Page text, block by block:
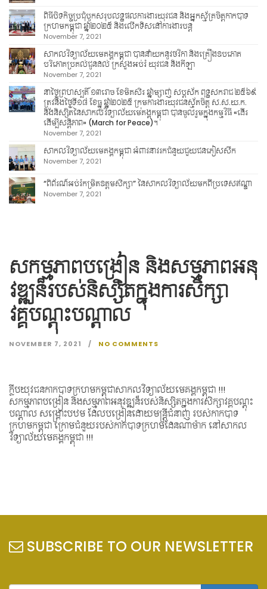
ពិធីបិទកិច្ចប្រជុំបូកសរុបលទ្ធផលការងារយុវជន និងអ្នកស្ម័គ្រចិត្តកាកបាទ
ក្រហមកម្ពុជា ឆ្នាំ២០២៥ និងលើកទិសដៅការងារបន្ត
November 7, 2021
សាកលវិទ្យាល័យមេគង្គកម្ពុជា បាននាំយកនូវថវិកា និងគ្រឿងឧបភោគ
បរិភោគប្រគល់ជូនដល់ ក្រសួងអប់រំ យុវជន និងកីឡា
November 7, 2021
នាថ្ងៃព្រហស្បតិ៍ ១៣រោច ខែមិគសិរ ឆ្នាំម្សាញ់ សប្តស័ក ពុទ្ធសករាជ ២៥៦៩
ត្រូវនឹងថ្ងៃទី១៨ ខែធ្នូ ឆ្នាំ២០២៥ ក្រុមការងារយុវជនស្ម័គចិត្ត ស.ស.យ.ក.
និងនិស្សិតនៃសាកលវិទ្យាល័យមេគង្គកម្ពុជា បានចូលរួមក្នុងកម្មវិធី «ដើរ
ដើម្បីសន្តិភាព» (March for Peace)។
November 7, 2021
សាកលវិទ្យាល័យមេគង្គកម្ពុជា អំពាវនាវរកជំនួយជួយជនភៀសសឹក
November 7, 2021
“ពិព័រណ៍អប់រំកម្រិតឧត្តមសិក្សា” នៃសាកលវិទ្យាល័យមកពីប្រទេសឥណ្ឌា
November 7, 2021
សកម្មភាពបង្រៀន និងសម្មភាពអនុ
វឌ្ឍន៏របស់និស្សិតក្នុងការសិក្សា
វគ្គបណ្តុះបណ្តាល
NOVEMBER 7, 2021 NO COMMENTS
ក្លឹបយុវជនកាកបាទក្រហមកម្ពុជាសាកលវិទ្យាល័យមេគង្គកម្ពុជា !!!
សកម្មភាពបង្រៀន និងសម្មភាពអនុវឌ្ឍន៏របស់និស្សិតក្នុងការសិក្សាវគ្គបណ្តុះ
បណ្តាល សង្រ្គោះបឋម ដែលបង្រៀនដោយមន្ត្រីជំនាញ របស់កាកបាទ
ក្រហមកម្ពុជា ក្រោមជំនួយរបស់កាកបាទក្រហមដែនណាម៉ាក នៅសាកល
វិទ្យាល័យមេគង្គកម្ពុជា !!!
SUBSCRIBE TO OUR NEWSLETTER